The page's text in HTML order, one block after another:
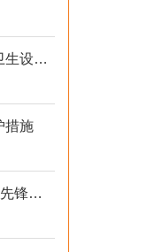
电磁流量计在乳制品生产中的卫生设计与应用
措施
SZGB-5磁电转速传感器：技术先锋，驱动工业发展